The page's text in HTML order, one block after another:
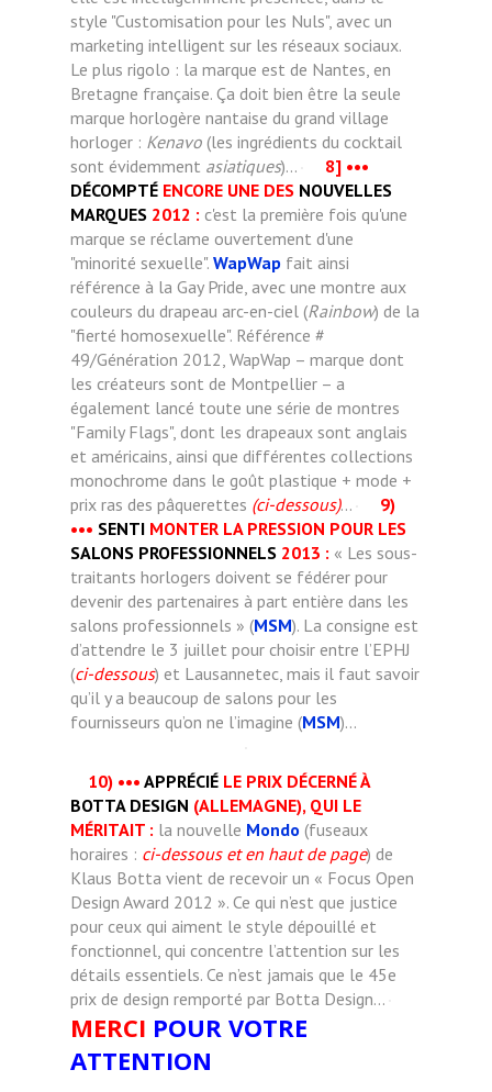
style "Customisation pour les Nuls", avec un
marketing intelligent sur les réseaux sociaux.
Le plus rigolo : la marque est de Nantes, en
Bretagne française. Ça doit bien être la seule
marque horlogère nantaise du grand village
horloger : Kenavo (les ingrédients du cocktail
sont évidemment asiatiques)... 8] •••
DÉCOMPTÉ ENCORE UNE DES NOUVELLES
MARQUES 2012 : c'est la première fois qu'une
marque se réclame ouvertement d'une
"minorité sexuelle". WapWap fait ainsi
référence à la Gay Pride, avec une montre aux
couleurs du drapeau arc-en-ciel (Rainbow) de la
"fierté homosexuelle". Référence #
49/Génération 2012, WapWap – marque dont
les créateurs sont de Montpellier – a
également lancé toute une série de montres
"Family Flags", dont les drapeaux sont anglais
et américains, ainsi que différentes collections
monochrome dans le goût plastique + mode +
prix ras des pâquerettes (ci-dessous)...
9)
••• SENTI MONTER LA PRESSION POUR LES
SALONS PROFESSIONNELS 2013 : « Les sous-
traitants horlogers doivent se fédérer pour
devenir des partenaires à part entière dans les
salons professionnels » (MSM). La consigne est
d’attendre le 3 juillet pour choisir entre l’EPHJ
(ci-dessous) et Lausannetec, mais il faut savoir
qu’il y a beaucoup de salons pour les
fournisseurs qu’on ne l’imagine (MSM)...
10) ••• APPRÉCIÉ LE PRIX DÉCERNÉ À
BOTTA DESIGN (ALLEMAGNE), QUI LE
MÉRITAIT : la nouvelle Mondo (fuseaux
horaires : ci-dessous et en haut de page) de
Klaus Botta vient de recevoir un « Focus Open
Design Award 2012 ». Ce qui n’est que justice
pour ceux qui aiment le style dépouillé et
fonctionnel, qui concentre l’attention sur les
détails essentiels. Ce n’est jamais que le 45e
prix de design remporté par Botta Design...
MERCI POUR VOTRE
ATTENTION